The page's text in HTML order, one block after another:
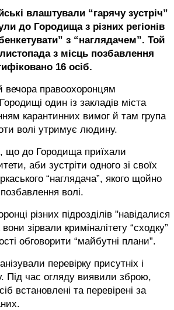
влаштували “гарячу зустріч”
до Городища з різних регіонів
з “наглядачем”. Той
з місць позбавлення
16 осіб.
вечора правоохоронцям
один із закладів міста
карантинних вимог й там група
волі утримує людину.
що до Городища приїхали
аби зустріти одного зі своїх
“наглядача”, якого щойно
волі.
різних підрозділів "навідалися
вони зірвали криміналітету “сходку”
обговорити “майбутні плани”.
перевірку присутніх і
Під час огляду виявили зброю,
встановлені та перевірені за